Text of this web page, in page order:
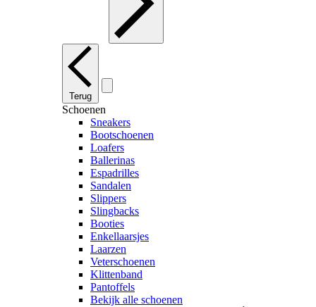
Terug
Schoenen
Sneakers
Bootschoenen
Loafers
Ballerinas
Espadrilles
Sandalen
Slippers
Slingbacks
Booties
Enkellaarsjes
Laarzen
Veterschoenen
Klittenband
Pantoffels
Bekijk alle schoenen